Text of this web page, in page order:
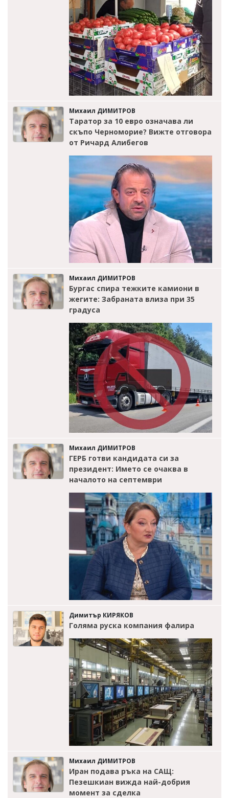
Михаил ДИМИТРОВ
Таратор за 10 евро означава ли
скъпо Черноморие? Вижте отговора
от Ричард Алибегов
Михаил ДИМИТРОВ
Бургас спира тежките камиони в
жегите: Забраната влиза при 35
градуса
Михаил ДИМИТРОВ
ГЕРБ готви кандидата си за
президент: Името се очаква в
началото на септември
Димитър КИРЯКОВ
Голяма руска компания фалира
Михаил ДИМИТРОВ
Иран подава ръка на САЩ:
Пезешкиан вижда най-добрия
момент за сделка